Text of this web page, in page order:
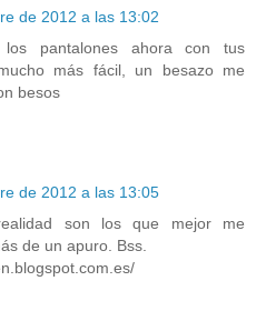
de 2012 a las 13:02
los pantalones ahora con tus
más fácil, un besazo me
besos
de 2012 a las 13:05
son los que mejor me
de un apuro. Bss.